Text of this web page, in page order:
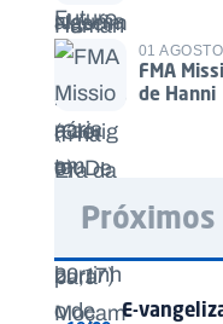
01
FMA
de Hanni
E-